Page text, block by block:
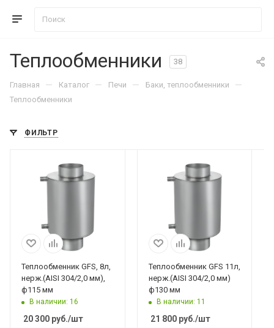
Теплообменники 38
Главная — Каталог — Печи — Баки, теплообменники —
Теплообменники
ФИЛЬТР
Теплообменник GFS, 8л,
нерж.(AISI 304/2,0 мм),
ф115 мм
В наличии: 16
20 300 руб./шт
Теплообменник GFS 11л,
нерж.(AISI 304/2,0 мм)
ф130 мм
В наличии: 11
21 800руб./шт